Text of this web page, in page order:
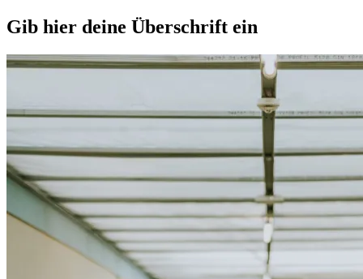
Gib hier deine Überschrift ein